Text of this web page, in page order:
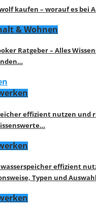
kaufen – worauf es bei
& Wohnen
Ratgeber – Alles
effizient nutzen und
effizient
Typen und